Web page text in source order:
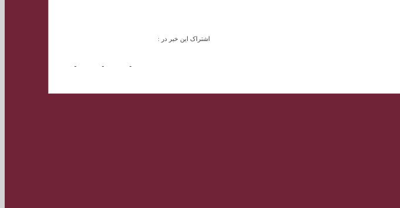
اشتراک این خبر در :